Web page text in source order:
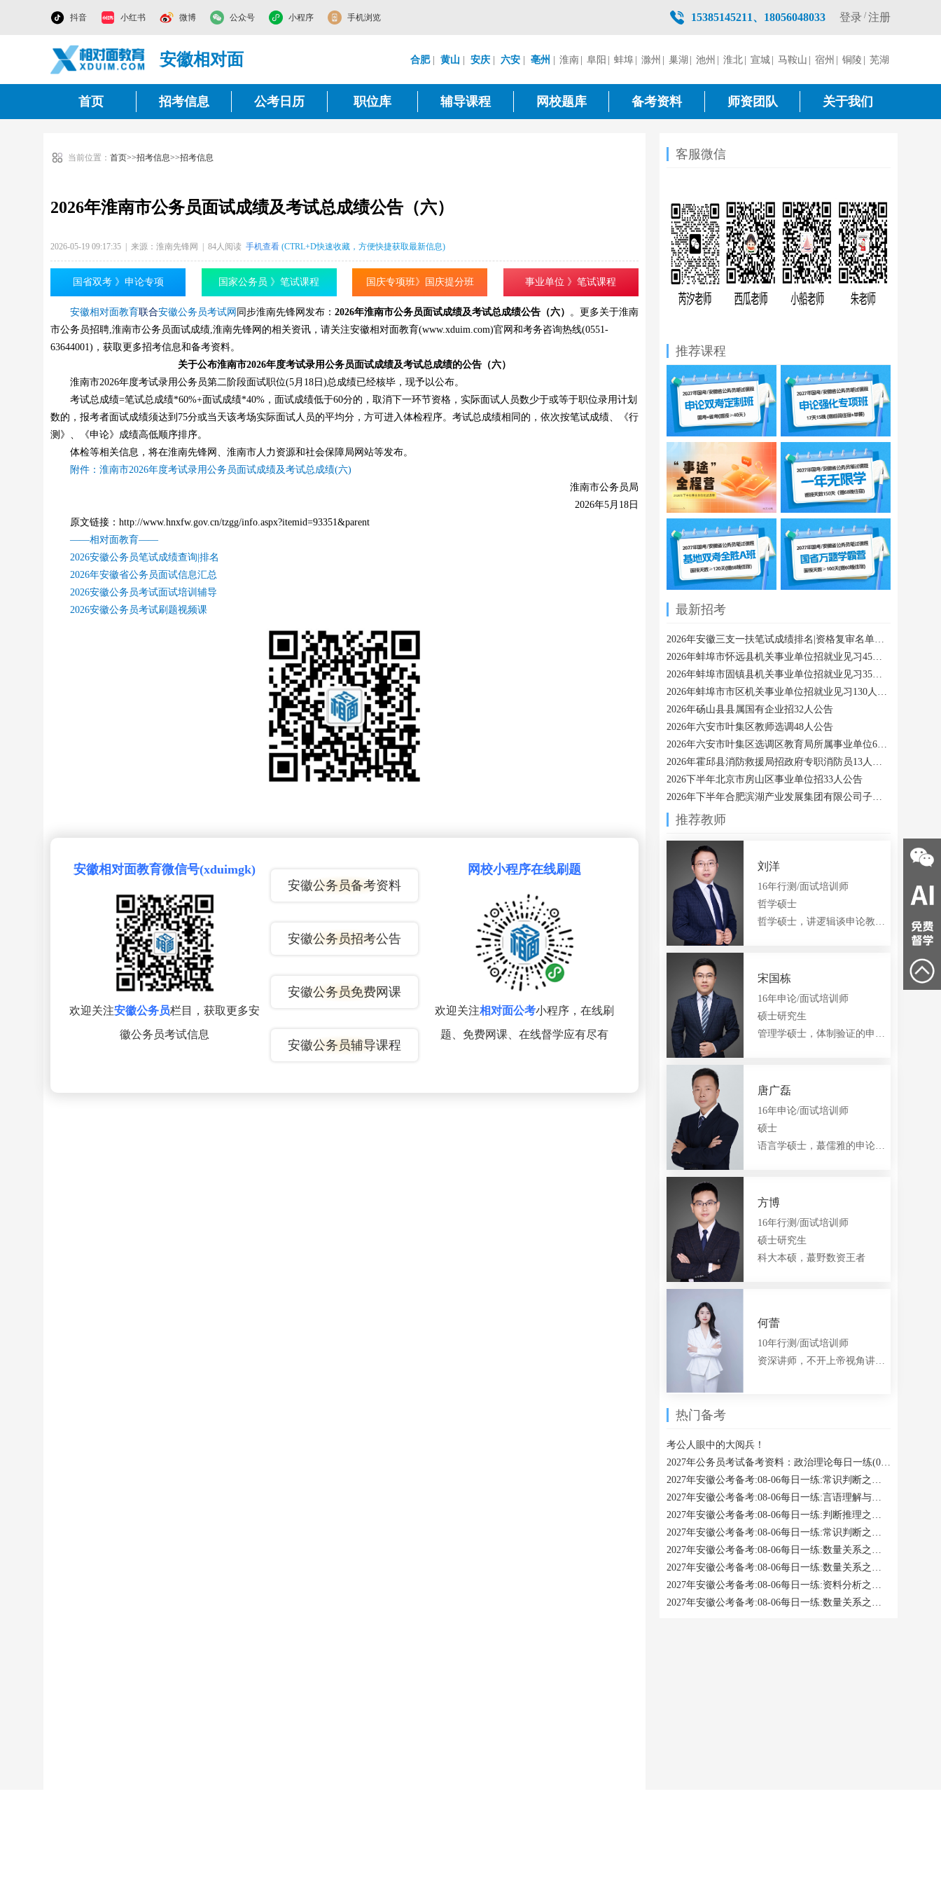
978328521
18056048033
15385145211
黄山朱老师
1665332095
18155905220
15155957501
抖音 小红书 微博 公众号 小程序 手机浏览 15385145211、18056048033 登录 /注册
安徽相对面 合肥 | 黄山 | 安庆 | 六安 | 亳州 | 淮南 | 阜阳 | 蚌埠 | 滁州 | 巢湖 | 池州 | 淮北 | 宣城 | 马鞍山 | 宿州 | 铜陵 | 芜湖
首页 招考信息 公考日历 职位库 辅导课程 网校题库 备考资料 师资团队 关于我们
当前位置： 首页>>招考信息>>招考信息
2026年淮南市公务员面试成绩及考试总成绩公告（六）
2026-05-19 09:17:35 | 来源：淮南先锋网 | 84人阅读 手机查看 (CTRL+D快速收藏，方便快捷获取最新信息)
国省双考 》申论专项 国家公务员 》笔试课程 国庆专项班》国庆提分班 事业单位 》笔试课程
安徽相对面教育联合安徽公务员考试网 同步淮南先锋网发布： 2026年淮南市公务员面试成绩及考试总成绩公告（六）
。更多关于淮南
市公务员招聘,淮南市公务员面试成绩,淮南先锋网的相关资讯，请关注安徽相对面教育(www.xduim.com)官网和考务咨询热线(0551-
63644001)，获取更多招考信息和备考资料。
关于公布淮南市2026年度考试录用公务员面试成绩及考试总成绩的公告（六）
淮南市2026年度考试录用公务员第二阶段面试职位(5月18日)总成绩已经核毕，现予以公布。
考试总成绩=笔试总成绩*60%+面试成绩*40%，面试成绩低于60分的，取消下一环节资格，实际面试人员数少于或等于职位录用计划
数的，报考者面试成绩须达到75分或当天该考场实际面试人员的平均分，方可进入体检程序。考试总成绩相同的，依次按笔试成绩、《行
测》、《申论》成绩高低顺序排序。
体检等相关信息，将在淮南先锋网、淮南市人力资源和社会保障局网站等发布。
附件：淮南市2026年度考试录用公务员面试成绩及考试总成绩(六)
淮南市公务员局
2026年5月18日
原文链接：http://www.hnxfw.gov.cn/tzgg/info.aspx?itemid=93351&parent
——相对面教育——
2026安徽公务员笔试成绩查询 排名
2026年安徽省公务员面试信息汇总
2026安徽公务员考试面试培训辅导
2026安徽公务员考试刷题视频课
安徽相对面教育微信号(xduimgk)
欢迎关注安徽公务员栏目，获取更多安
徽公务员考试信息
安徽公务员备考资料
安徽公务员招考公告
安徽公务员免费网课
安徽公务员辅导课程
网校小程序在线刷题
欢迎关注相对面公考小程序，在线刷
题、免费网课、在线督学应有尽有
客服微信
推荐课程
最新招考
2026年砀山县县属国有企业招32人公告
2026年六安市叶集区教师选调48人公告
2026下半年北京市房山区事业单位招33人公告
推荐教师
刘洋
16年行测/面试培训师
哲学硕士
宋国栋
16年申论/面试培训师
硕士研究生
唐广磊
16年申论/面试培训师
硕士
方博
16年行测/面试培训师
硕士研究生
科大本硕，蕞野数资王者
何蕾
10年行测/面试培训师
资深讲师，不开上帝视角讲题的言语老师
热门备考
考公人眼中的大阅兵！